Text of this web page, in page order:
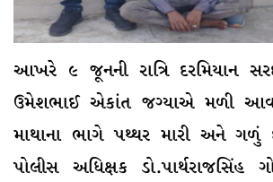
આખરે ૯ જૂનની રાત્રિ દરમિયાન
ઉમેશભાઈ એકાંત જગ્યાએ મળી
માથાના ભાગે પથ્થર મારી અને ગળું
પોલીસ અધિક્ષક ડો.પાર્થરાજસિંહ